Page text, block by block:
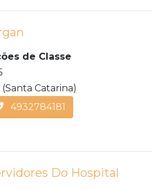
de Classe
(Santa Catarina)
4932784181
Do Hospital